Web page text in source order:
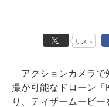
リスト
アクションカメラで
撮が可能なドローン「
り、ティザームービ